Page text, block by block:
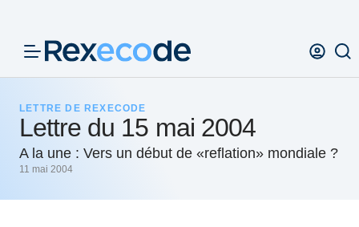
LETTRE DE REXECODE
Lettre du 15 mai 2004
A la une : Vers un début de «reflation» mondiale ?
11 mai 2004